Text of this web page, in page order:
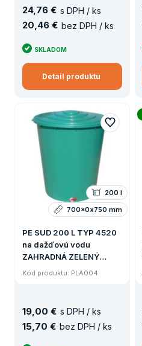
24,76 € s DPH / ks
20,46 € bez DPH / ks
SKLADOM
Detail produktu
PE SUD 200 L TYP 4520
na dažďovú vodu
ZAHRADNÁ ZELENÝ
VRÁTANE výpustného
Kód produktu: PLA004
200 l
700x0x750 mm
19 00 € s DPH / ks
15 70 € bez DPH / ks